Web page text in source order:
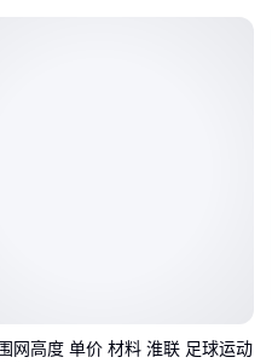
网高度 单价 材料 淮联 足球运动